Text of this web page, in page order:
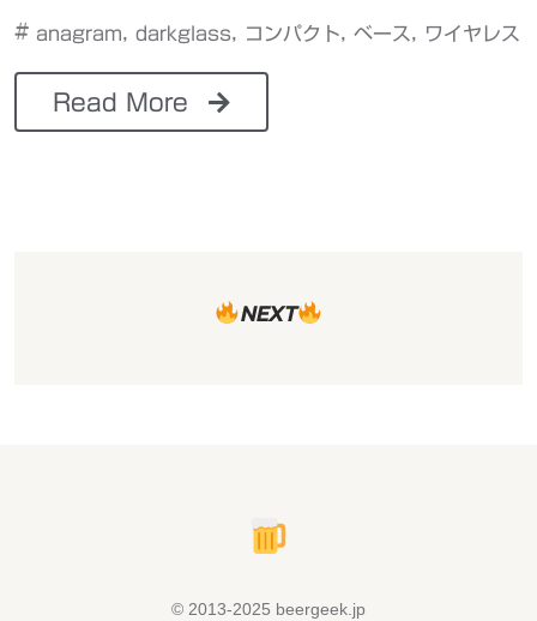
# anagram darkglass コンパクト ベース ワイヤレス
Read More
NEXT
© 2013-2025 beergeek.jp